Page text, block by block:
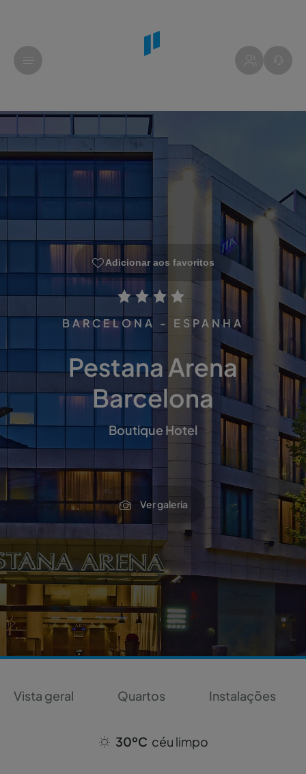
Adicionar aos favoritos
BARCELONA - ESPANHA
Pestana Arena
Barcelona
Boutique Hotel
Ver galeria
Vista geral Quartos Instalações
30ºC céu limpo